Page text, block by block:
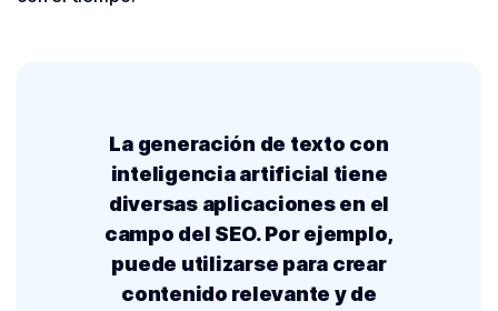
La generación de texto con
inteligencia artificial tiene
diversas aplicaciones en el
campo del SEO. Por ejemplo,
puede utilizarse para crear
contenido relevante y de